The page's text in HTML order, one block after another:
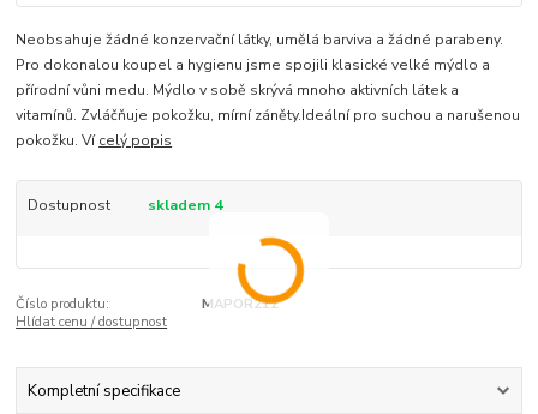
Neobsahuje žádné konzervační látky, umělá barviva a žádné parabeny.
Pro dokonalou koupel a hygienu jsme spojili klasické velké mýdlo a
přírodní vůni medu. Mýdlo v sobě skrývá mnoho aktivních látek a
vitamínů. Zvláčňuje pokožku, mírní záněty.Ideální pro suchou a narušenou
pokožku. Vícelý popis
Dostupnost skladem 4
Číslo produktu:
MAPOR212
Hlídat cenu / dostupnost
Kompletní specifikace